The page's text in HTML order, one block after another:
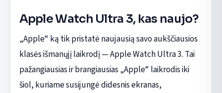
Apple Watch Ultra 3, kas naujo?
„Apple“ ką tik pristatė naujausią savo aukščiausios
klasės išmanųjį laikrodį — Apple Watch Ultra 3. Tai
pažangiausias ir brangiausias „Apple“ laikrodis iki
šiol, kuriame susijungė didesnis ekranas,